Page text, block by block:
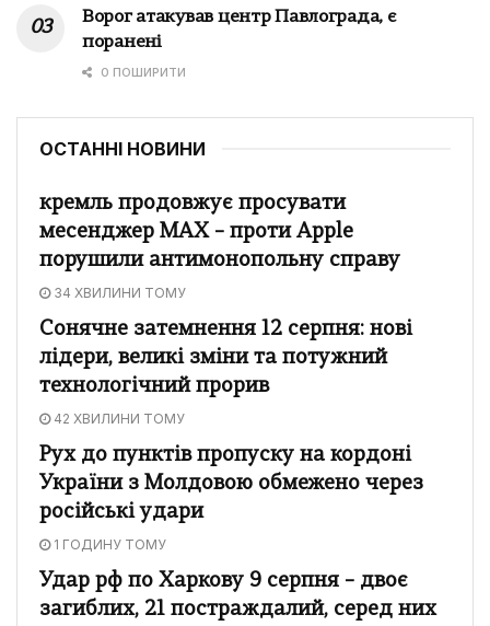
Ворог атакував центр Павлограда, є
поранені
0 ПОШИРИТИ
ОСТАННІ НОВИНИ
кремль продовжує просувати
месенджер MAX – проти Apple
порушили антимонопольну справу
34 ХВИЛИНИ ТОМУ
Сонячне затемнення 12 серпня: нові
лідери, великі зміни та потужний
технологічний прорив
42 ХВИЛИНИ ТОМУ
Рух до пунктів пропуску на кордоні
України з Молдовою обмежено через
російські удари
1 ГОДИНУ ТОМУ
Удар рф по Харкову 9 серпня – двоє
загиблих, 21 постраждалий, серед них